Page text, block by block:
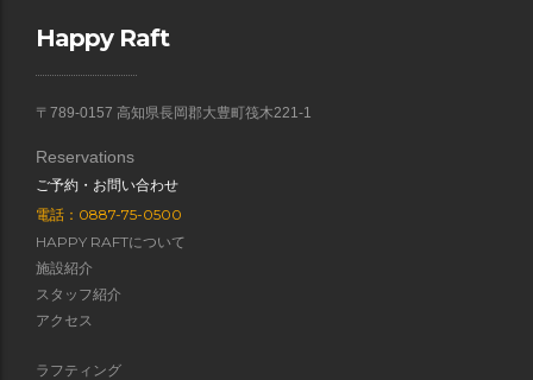
Happy Raft
〒789-0157 高知県長岡郡大豊町筏木221-1
Reservations
ご予約・お問い合わせ
電話：0887-75-0500
HAPPY RAFTについて
施設紹介
スタッフ紹介
アクセス
ラフティング